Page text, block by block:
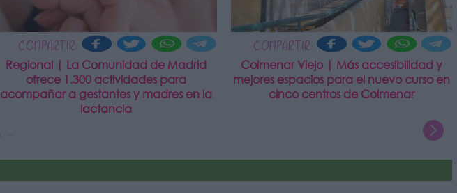
COMPARTIR:
Regional | La Comunidad de Madrid
ofrece 1.300 actividades para
acompañar a gestantes y madres en la
lactancia
COMPARTIR:
Colmenar Viejo | Más accesibilidad y
mejores espacios para el nuevo curso en
cinco centros de Colmenar